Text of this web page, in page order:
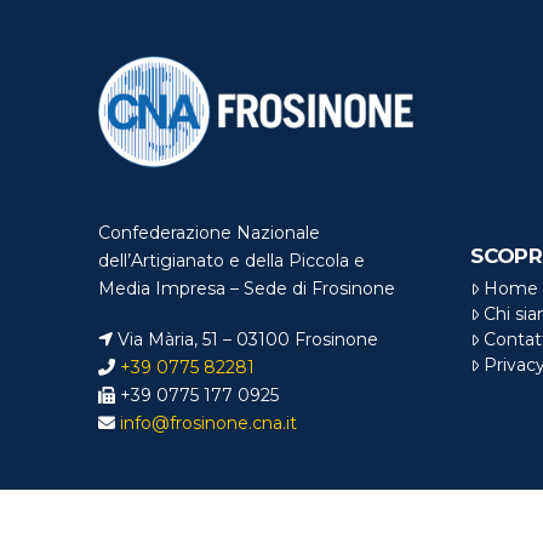
Confederazione Nazionale
dell’Artigianato e della Piccola e
Media Impresa – Sede di Frosinone
Via Mària, 51 – 03100 Frosinone
+39 0775 82281
+39 0775 177 0925
info@frosinone.cna.it
Home
Chi